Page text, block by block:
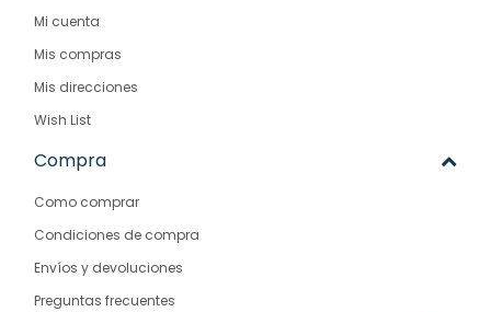
Mi cuenta
Mis compras
Mis direcciones
Wish List
Compra
Como comprar
Condiciones de compra
Envíos y devoluciones
Preguntas frecuentes